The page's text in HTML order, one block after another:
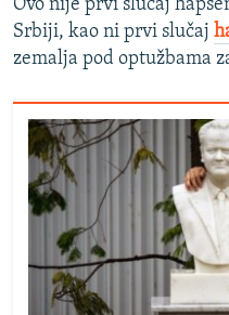
Ovo nije prvi slučaj
Srbiji, kao ni prvi slučaj
zemalja pod optužbama